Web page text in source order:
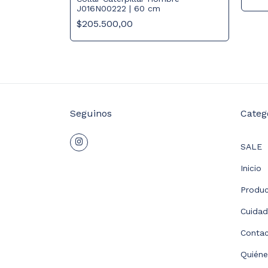
J016N00222 | 60 cm
$205.500,00
Seguinos
SALE
Inicio